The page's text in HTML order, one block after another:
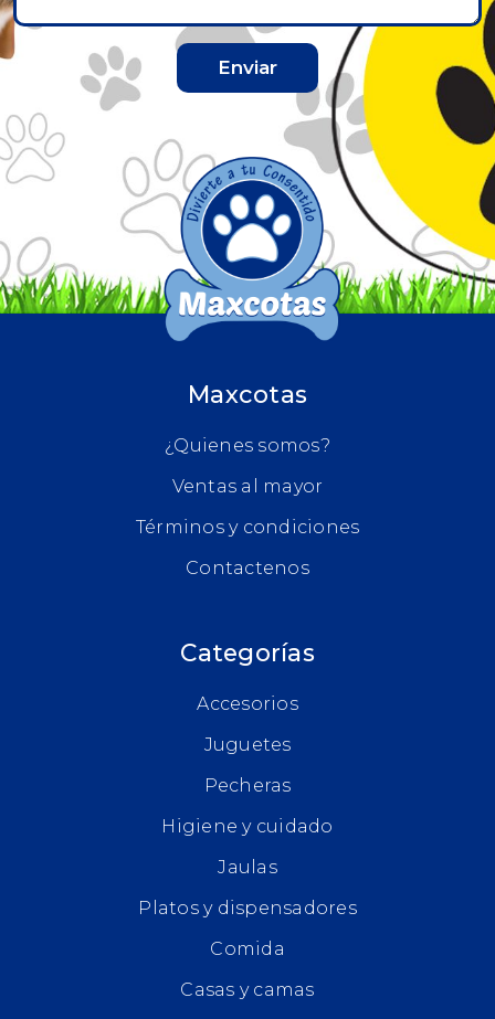
Enviar
Maxcotas
¿Quienes somos?
Ventas al mayor
Términos y condiciones
Contactenos
Categorías
Accesorios
Juguetes
Pecheras
Higiene y cuidado
Jaulas
Platos y dispensadores
Comida
Casas y camas